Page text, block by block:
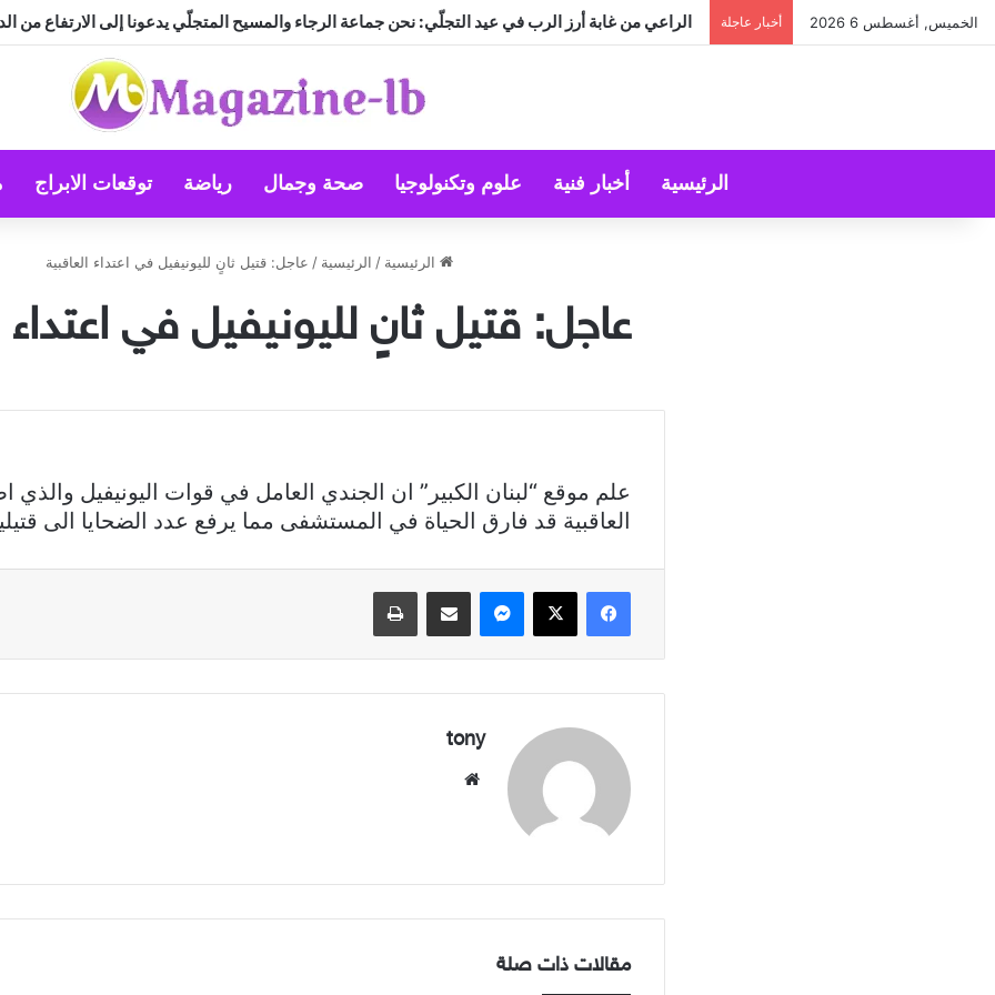
الخميس, أغسطس 6 2026 أخبار عاجلة الراعي من غابة أرز الرب في عيد التجلّي: نحن جماعة الرجاء والمسيح المتجلّي يدعونا إلى الارتفاع من
الرئيسية أخبار فنية علوم وتكنولوجيا صحة وجمال رياضة توقعات الابراج
الرئيسية / الرئيسية / عاجل: قتيل ثانٍ لليونيفيل في اعتداء العاقبية
عاجل: قتيل ثانٍ لليونيفيل في اعتداء
علم موقع “لبنان الكبير” ان الجندي العامل في قوات اليونيفيل
العاقبية قد فارق الحياة في المستشفى مما يرفع عدد الضحايا الى
فيسبوك X ماسنجر مشاركة عبر البريد طباعة
tony
مقالات ذات صلة